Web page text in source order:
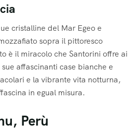
cristalline del Mar Egeo e
sopra il pittoresco
è il miracolo che Santorini offre ai
affascinanti case bianche e
e la vibrante vita notturna,
in egual misura.
Perù